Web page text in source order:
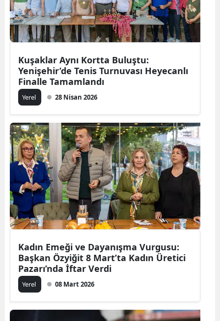
Kuşaklar Aynı Kortta Buluştu:
Yenişehir’de Tenis Turnuvası Heyecanlı
Finalle Tamamlandı
Yerel 28 Nisan 2026
Kadın Emeği ve Dayanışma Vurgusu:
Başkan Özyiğit 8 Mart’ta Kadın Üretici
Pazarı’nda İftar Verdi
Yerel 08 Mart 2026